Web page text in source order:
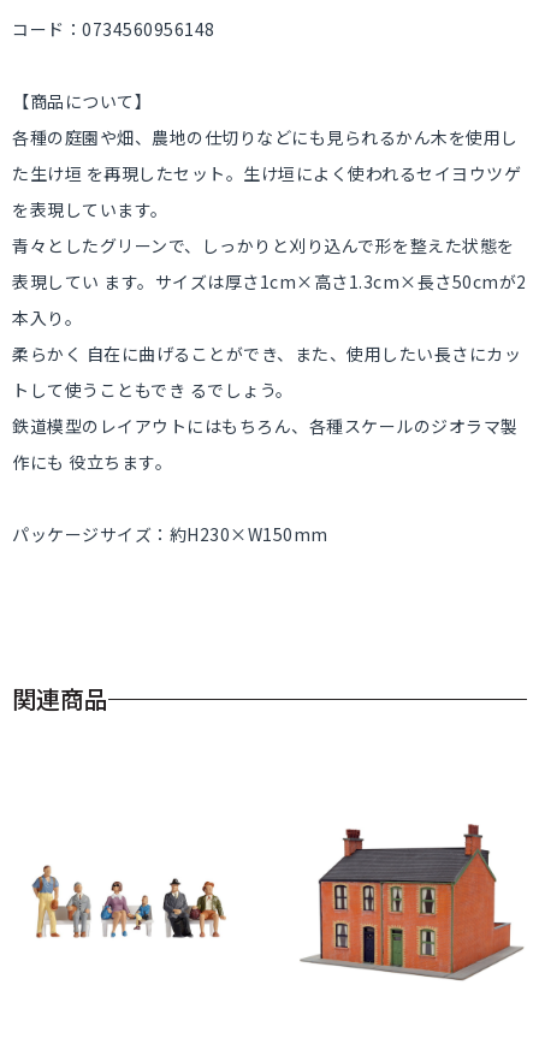
コード：0734560956148
【商品について】
各種の庭園や畑、農地の仕切りなどにも見られるかん木を使用し
た生け垣 を再現したセット。生け垣によく使われるセイヨウツゲ
を表現しています。
青々としたグリーンで、しっかりと刈り込んで形を整えた状態を
表現してい ます。サイズは厚さ1cm×高さ1.3cm×長さ50cmが2
本入り。
柔らかく 自在に曲げることができ、また、使用したい長さにカッ
トして使うこともでき るでしょう。
鉄道模型のレイアウトにはもちろん、各種スケールのジオラマ製
作にも 役立ちます。
パッケージサイズ：約H230×W150mm
関連商品